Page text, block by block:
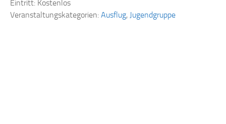
Eintritt: Kostenlos
Veranstaltungskategorien: Ausflug, Jugendgruppe